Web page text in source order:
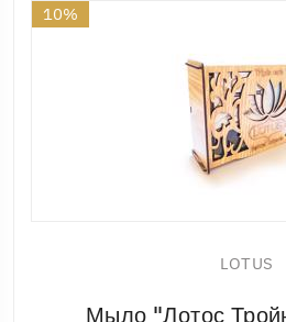
10%
LOTUS
Мыло "Лотос